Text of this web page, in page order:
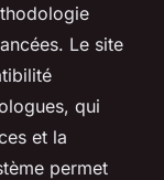
Le site
qui
et la
permet